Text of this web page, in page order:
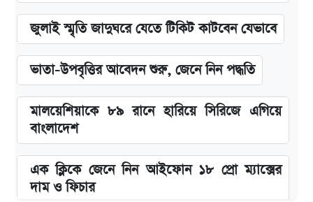
জুলাই স্মৃতি জাদুঘরে যেতে টিকিট কাটবেন যেভাবে
ভাতা-উপবৃত্তির আবেদন শুরু, জেনে নিন পদ্ধতি
মালয়েশিয়াকে ৮৯ রানে হারিয়ে সিরিজে এগিয়ে
বাংলাদেশ
এক ক্লিকে জেনে নিন আইফোন ১৮ প্রো ম্যাক্সের
দাম ও ফিচার